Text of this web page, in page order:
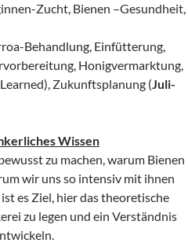
Zucht, Bienen –Gesundheit,
Behandlung, Einfütterung,
Honigvermarktung,
Zukunftsplanung (Juli-
Wissen
zu machen, warum Bienen
wir uns so intensiv mit ihnen
es Ziel, hier das theoretische
zu legen und ein Verständnis